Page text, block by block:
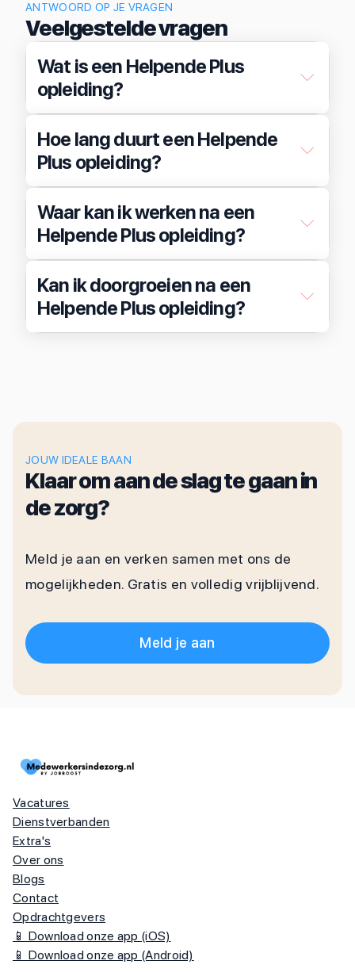
ANTWOORD OP JE VRAGEN
Veelgestelde vragen
Wat is een Helpende Plus
opleiding?
Hoe lang duurt een Helpende
Plus opleiding?
Waar kan ik werken na een
Helpende Plus opleiding?
Kan ik doorgroeien na een
Helpende Plus opleiding?
JOUW IDEALE BAAN
Klaar om aan de slag te gaan in
de zorg?
Meld je aan en verken samen met ons de
mogelijkheden. Gratis en volledig vrijblijvend.
Meld je aan
Vacatures
Dienstverbanden
Extra's
Over ons
Blogs
Contact
Opdrachtgevers
📱 Download onze app (iOS)
📱 Download onze app (Android)